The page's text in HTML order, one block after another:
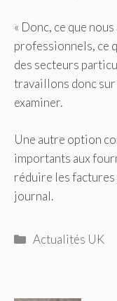
« Donc, ce que
professionnels, ce
des secteurs
travaillons donc
examiner.
Une autre option
importants aux
réduire les factures
journal.
Catégories
Actualités UK